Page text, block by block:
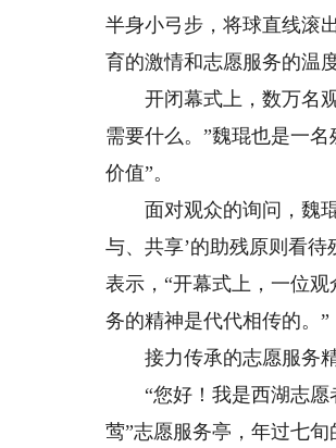
半身小弓步，将球直线滚
育的激情和志愿服务的温
开闭幕式上，数万名观
需要什么。”魏琨也是一
价值”。
面对观众的询问，魏琨
与、共享’的助残原则看
表示，“开幕式上，一位
务的精神是代代相传的。”
接力传承的志愿服务精
“您好！我是西湖志愿者
莺”志愿服务亭，年过七